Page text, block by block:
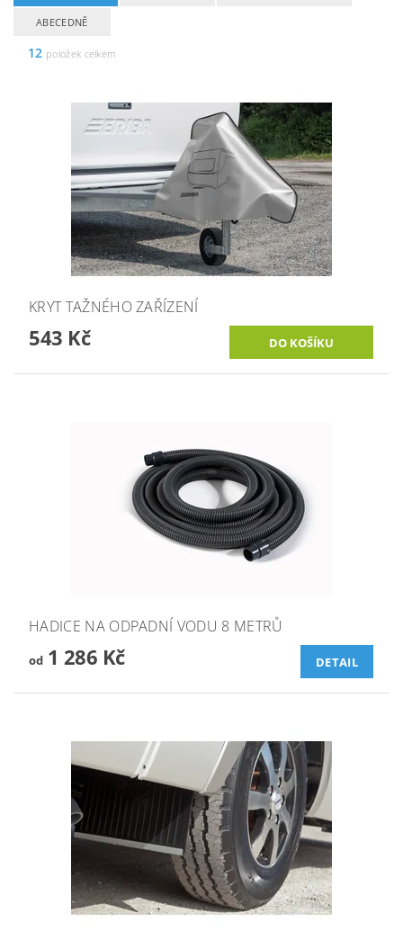
ABECEDNĚ
12 položek celkem
KRYT TAŽNÉHO ZAŘÍZENÍ
543 Kč
HADICE NA ODPADNÍ VODU 8 METRŮ
od1 286 Kč DETAIL